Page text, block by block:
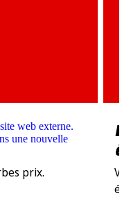
web externe.
une nouvelle
prix.
Voir